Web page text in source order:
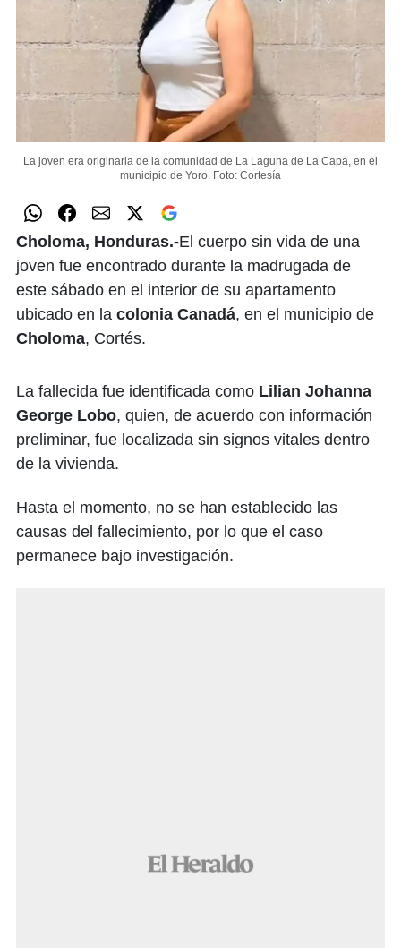
La joven era originaria de la comunidad de La Laguna de La Capa, en el
municipio de Yoro. Foto: Cortesía
Choloma, Honduras.-El cuerpo sin vida de una
joven fue encontrado durante la madrugada de
este sábado en el interior de su apartamento
ubicado en la colonia Canadá, en el municipio de
Choloma, Cortés.
La fallecida fue identificada como Lilian Johanna
George Lobo, quien, de acuerdo con información
preliminar, fue localizada sin signos vitales dentro
de la vivienda.
Hasta el momento, no se han establecido las
causas del fallecimiento, por lo que el caso
permanece bajo investigación.